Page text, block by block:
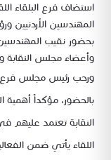
استضاف فرع البلقاء
المهندسين الأردنيين
بحضور نقيب
وأعضاء مجلس النقابة
ورحب رئيس مجلس فرع
بالحضور، مؤكداً
النقابة تعتمد عليهم
اللقاء يأتي ضمن